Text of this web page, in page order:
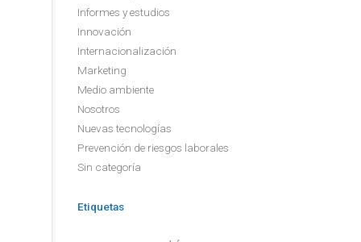
Informes y estudios
Innovación
Internacionalización
Marketing
Medio ambiente
Nosotros
Nuevas tecnologías
Prevención de riesgos laborales
Sin categoría
Etiquetas